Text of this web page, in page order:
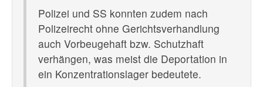
Polizei und SS konnten zudem nach
Polizeirecht ohne Gerichtsverhandlung
auch Vorbeugehaft bzw. Schutzhaft
verhängen, was meist die Deportation in
ein Konzentrationslager bedeutete.